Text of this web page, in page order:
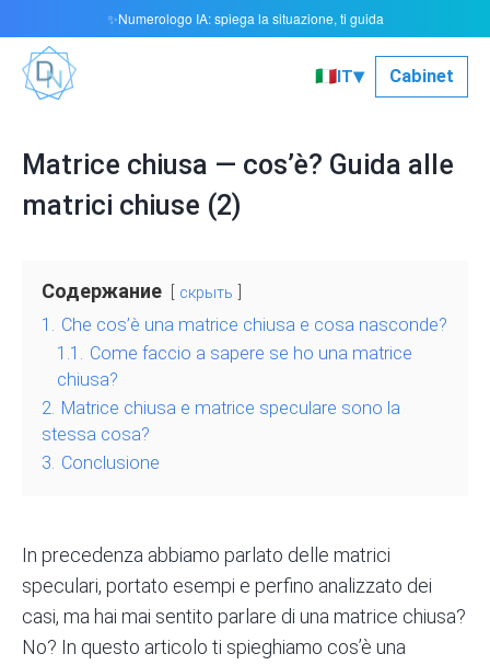
🇮🇹IT▾ Cabinet
Matrice chiusa — cos’è? Guida alle
matrici chiuse (2)
Содержание скрыть
1. Che cos’è una matrice chiusa e cosa nasconde?
1.1. Come faccio a sapere se ho una matrice
chiusa?
2. Matrice chiusa e matrice speculare sono la
stessa cosa?
3. Conclusione
In precedenza abbiamo parlato delle matrici
speculari, portato esempi e perfino analizzato dei
casi, ma hai mai sentito parlare di una matrice chiusa?
No? In questo articolo ti spieghiamo cos’è una
✨Numerologo IA: spiega la situazione, ti guida